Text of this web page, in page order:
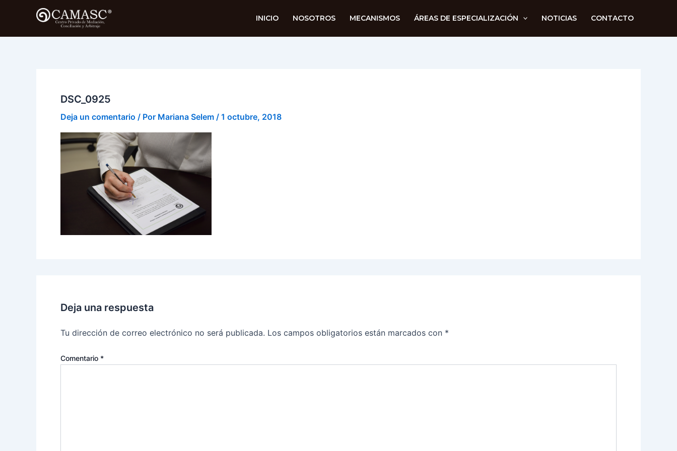
INICIO NOSOTROS MECANISMOS ÁREAS DE ESPECIALIZACIÓN NOTICIAS CONTACTO
DSC_0925
Deja un comentario / Por Mariana Selem / 1 octubre, 2018
Deja una respuesta
Tu dirección de correo electrónico no será publicada. Los campos obligatorios están marcados con *
Comentario *